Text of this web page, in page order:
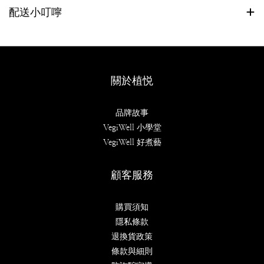
配送小叮嚀
關於植悦
品牌故事
VegiWell 小學堂
VegiWell 好煮藝
顧客服務
購買須知
隱私條款
退換貨政策
條款與細則